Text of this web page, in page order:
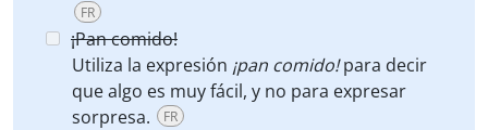
FR
¡Pan comido!
Utiliza la expresión ¡pan comido!para decir
que algo es muy fácil, y no para expresar
sorpresa.
FR